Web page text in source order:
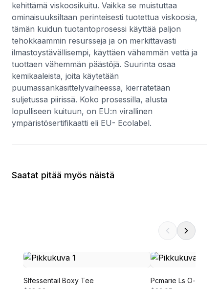
kehittämä viskoosikuitu. Vaikka se muistuttaa
ominaisuuksiltaan perinteisesti tuotettua viskoosia,
tämän kuidun tuotantoprosessi käyttää paljon
tehokkaammin resursseja ja on merkittävästi
ilmastoystävällisempi, käyttäen vähemmän vettä ja
tuottaen vähemmän päästöjä. Suurinta osaa
kemikaaleista, joita käytetään
puumassankäsittelyvaiheessa, kierrätetään
suljetussa piirissä. Koko prosessilla, alusta
lopulliseen kuituun, on EU:n virallinen
ympäristösertifikaatti eli EU- Ecolabel.
Saatat pitää myös näistä
Slfessentail Boxy Tee
Pcmarie Ls O-neck